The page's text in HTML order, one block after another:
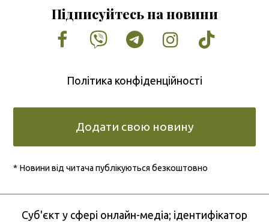
Підписуйтесь на новини
Facebook
VimeoTumblrInstagram
Tiktok
Політика конфіденційності
Додати свою новину
* Новини від читача публікуються безкоштовно
Cуб'єкт у сфері онлайн-медіа; ідентифікатор